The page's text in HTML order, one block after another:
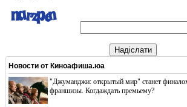
Надіслати
Новости от Киноафиша.юа
"Джуманджи: открытый мир" станет
франшизы. Когдаждать премьему?